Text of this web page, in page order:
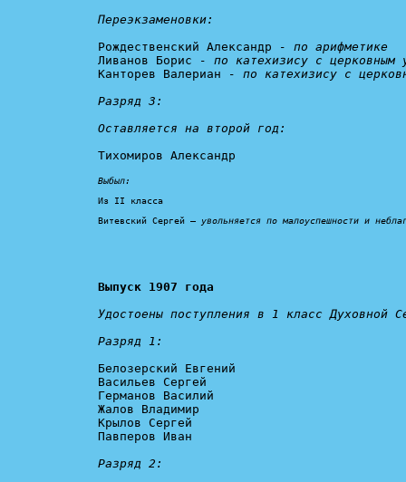
Переэкзаменовки:
Рождественский Александр
- по арифметике
Ливанов Борис
- по катехизису с церковным
Канторев Валериан
- по катехизису с
Разряд 3:
Оставляется на второй год:
Тихомиров Александр
Выбыл:
Из II класса
Витевский Сергей – увольняется по малоуспешности и
Выпуск 1907 года
Удостоены поступления в 1 класс Духовной
Разряд 1:
Белозерский Евгений
Васильев Сергей
Германов Василий
Жалов Владимир
Крылов Сергей
Павперов Иван
Разряд 2: